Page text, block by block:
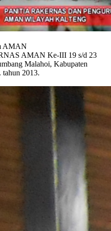
AMAN
AMAN Ke-III 19 s/d 23
Malahoi, Kabupaten
tahun 2013.